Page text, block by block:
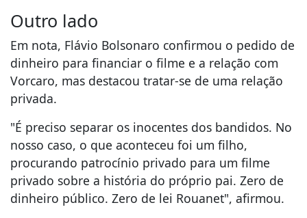
Outro lado
Em nota, Flávio Bolsonaro confirmou o pedido de
dinheiro para financiar o filme e a relação com
Vorcaro, mas destacou tratar-se de uma relação
privada.
"É preciso separar os inocentes dos bandidos. No
nosso caso, o que aconteceu foi um filho,
procurando patrocínio privado para um filme
privado sobre a história do próprio pai. Zero de
dinheiro público. Zero de lei Rouanet", afirmou.